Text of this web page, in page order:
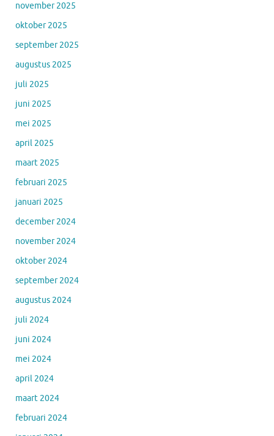
november 2025
oktober 2025
september 2025
augustus 2025
juli 2025
juni 2025
mei 2025
april 2025
maart 2025
februari 2025
januari 2025
december 2024
november 2024
oktober 2024
september 2024
augustus 2024
juli 2024
juni 2024
mei 2024
april 2024
maart 2024
februari 2024